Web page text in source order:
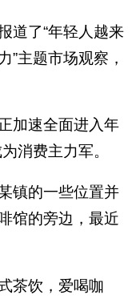
道了“年轻人越来
”主题市场观察，
加速全面进入年
消费主力军。
镇的一些位置并
馆的旁边，最近
茶饮，爱喝咖